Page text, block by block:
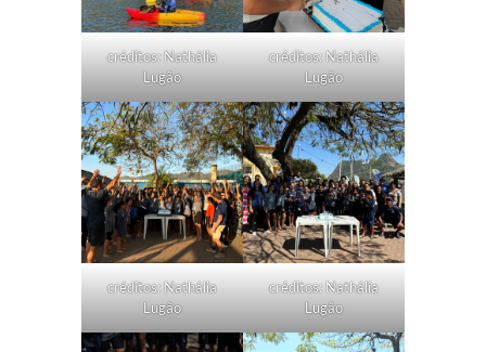
créditos: Nathália
Lugão
créditos: Nathália
Lugão
créditos: Nathália
Lugão
créditos: Nathália
Lugão